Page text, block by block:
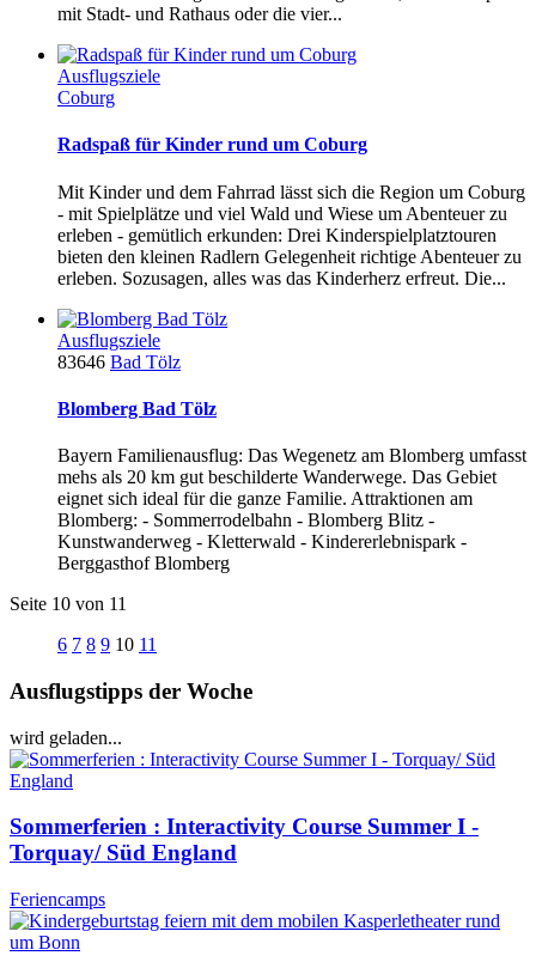
mit Stadt- und Rathaus oder die vier...
Ausflugsziele
Coburg
Radspaß für Kinder rund um Coburg
Mit Kinder und dem Fahrrad lässt sich die Region um Coburg
- mit Spielplätze und viel Wald und Wiese um Abenteuer zu
erleben - gemütlich erkunden: Drei Kinderspielplatztouren
bieten den kleinen Radlern Gelegenheit richtige Abenteuer zu
erleben. Sozusagen, alles was das Kinderherz erfreut. Die...
Ausflugsziele
83646 Bad Tölz
Blomberg Bad Tölz
Bayern Familienausflug: Das Wegenetz am Blomberg umfasst
mehs als 20 km gut beschilderte Wanderwege. Das Gebiet
eignet sich ideal für die ganze Familie. Attraktionen am
Blomberg: - Sommerrodelbahn - Blomberg Blitz -
Kunstwanderweg - Kletterwald - Kindererlebnispark -
Berggasthof Blomberg
Seite 10 von 11
6 7 8 9 10 11
Ausflugstipps der Woche
wird geladen...
Sommerferien : Interactivity Course Summer I -
Torquay/ Süd England
Feriencamps